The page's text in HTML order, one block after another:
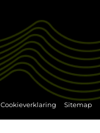
Cookieverklaring Sitemap